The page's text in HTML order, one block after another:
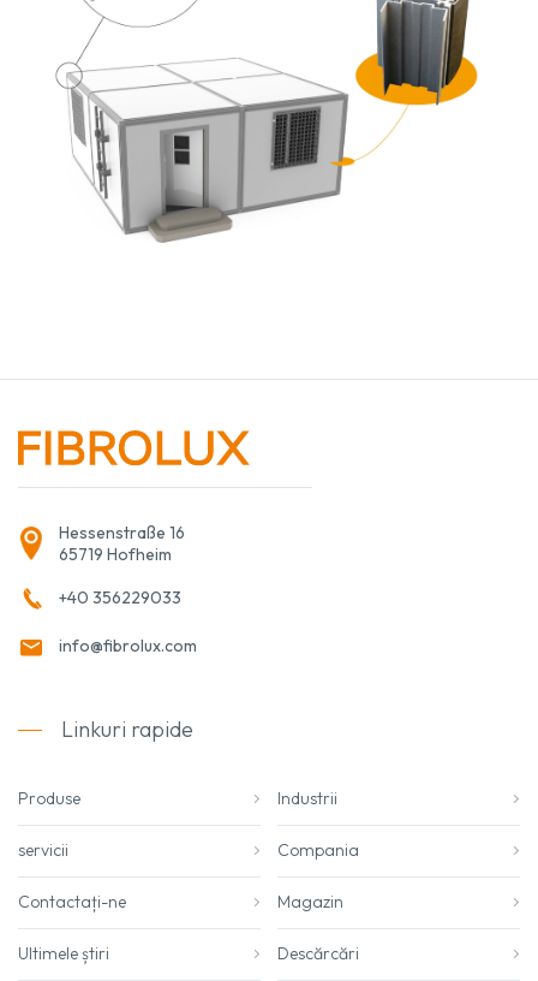
Hessenstraße 16
65719 Hofheim
+40 356229033
info@fibrolux.com
Linkuri rapide
Produse Industrii
servicii Compania
Contactați-ne Magazin
Ultimele știri Descărcări